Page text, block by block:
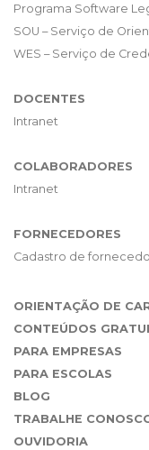
Programa Software
SOU – Serviço de
WES – Serviço de
DOCENTES
Intranet
COLABORADORES
Intranet
FORNECEDORES
Cadastro de
ORIENTAÇÃO DE
CONTEÚDOS
PARA EMPRESAS
PARA ESCOLAS
BLOG
TRABALHE
OUVIDORIA